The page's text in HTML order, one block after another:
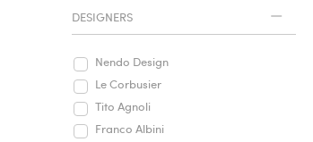
DESIGNERS
Nendo Design
Le Corbusier
Tito Agnoli
Franco Albini